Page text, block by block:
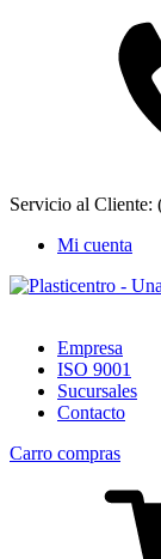
Servicio al Cliente:
Mi cuenta
Empresa
ISO 9001
Sucursales
Contacto
Carro compras